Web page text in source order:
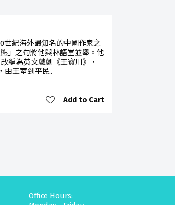
世紀海外最知名的中國作家之
」之句將他與林語堂並舉。他
編為英文戲劇《王寶川》，
由王室到平民..
Add to Cart
Office Hours: